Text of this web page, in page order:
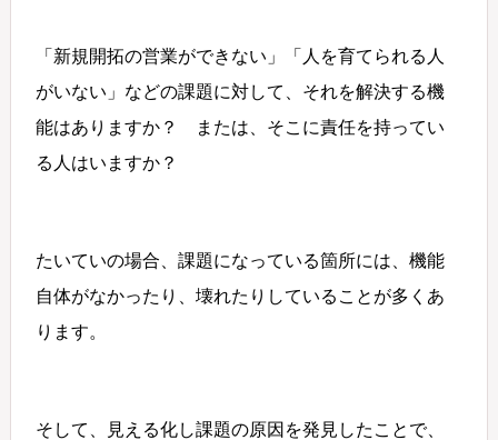
「新規開拓の営業ができない」「人を育てられる人
がいない」などの課題に対して、それを解決する機
能はありますか？ または、そこに責任を持ってい
る人はいますか？
たいていの場合、課題になっている箇所には、機能
自体がなかったり、壊れたりしていることが多くあ
ります。
そして、見える化し課題の原因を発見したことで、